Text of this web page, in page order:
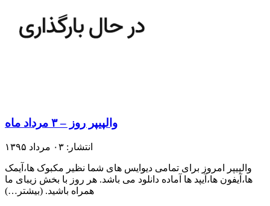
والپیپر روز – ۳ مرداد ماه
انتشار: ۰۳ مرداد ۱۳۹۵
والپیپر امروز برای تمامی دیوایس های شما نظیر مکبوک ها،آیمک
ها،آیفون ها،آیپد ها آماده دانلود می باشد. هر روز با بخش زیبای ما
همراه باشید.​ (بیشتر…)